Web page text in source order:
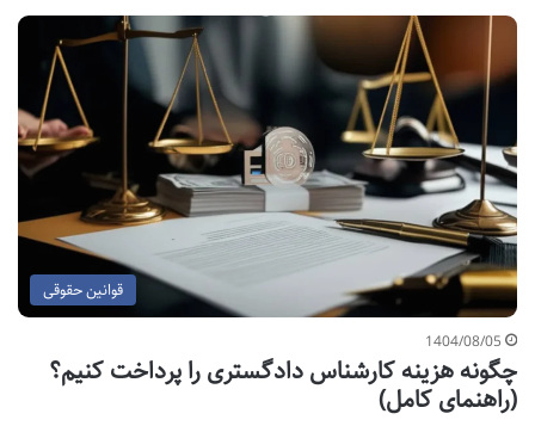
قوانین حقوقی
1404/08/05
چگونه هزینه کارشناس دادگستری را پرداخت کنیم؟
(راهنمای کامل)